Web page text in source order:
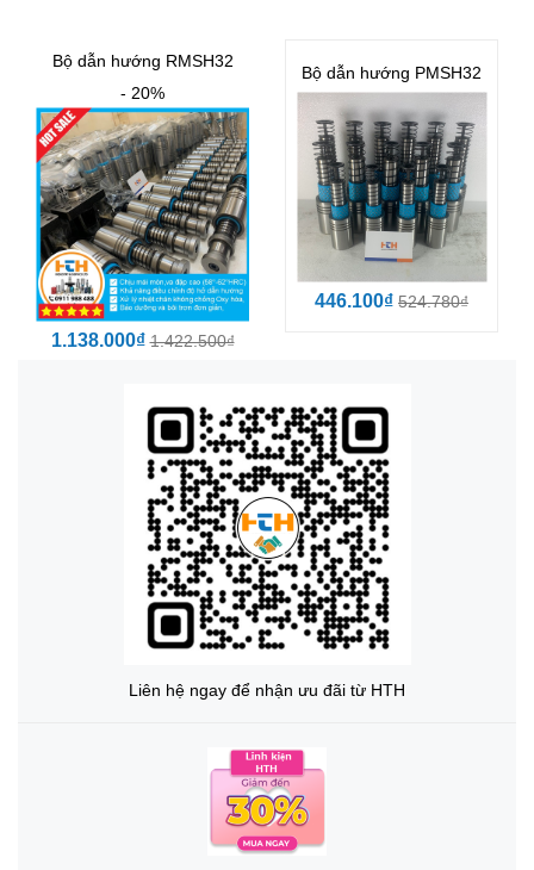
Bộ dẫn hướng RMSH32
- 20%
1.138.000₫1.422.500₫
Bộ dẫn hướng PMSH32
446.100₫ 524.780₫
Liên hệ ngay để nhận ưu đãi từ HTH